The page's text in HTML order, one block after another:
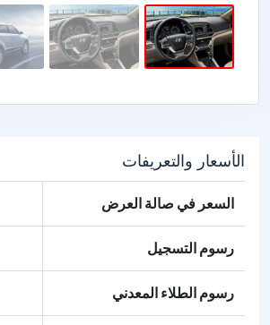
الأسعار والتعريفات
السعر في صالة العرض
رسوم التسجيل
رسوم الطلاء المعدني